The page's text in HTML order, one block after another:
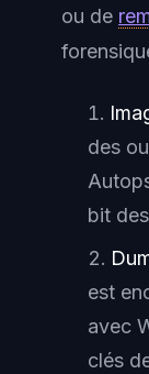
ou de
des
bit
est
avec
clés